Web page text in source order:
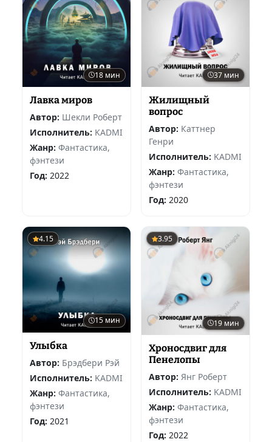
18 мин
Лавка миров
Автор: Шекли Роберт
Исполнитель: KADMI
Жанр: Фантастика,
фэнтези
Год: 2022
37 мин
Жилищный
вопрос
Автор: Каттнер
Генри
Исполнитель: KADMI
Жанр: Фантастика,
фэнтези
Год: 2020
4.15
15 мин
Улыбка
Автор: Брэдбери Рэй
Исполнитель: KADMI
Жанр: Фантастика,
фэнтези
Год: 2021
3.95
19 мин
Хроносдвиг для
Пенелопы
Автор: Янг Роберт
Исполнитель: KADMI
Жанр: Фантастика,
фэнтези
Год: 2022